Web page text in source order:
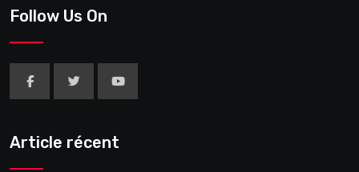
Follow Us On
Article récent